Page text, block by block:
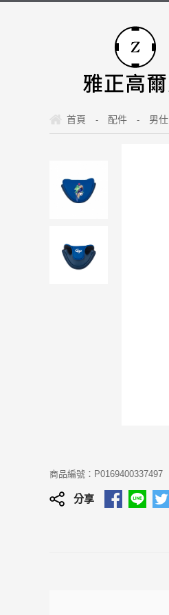
首頁 - 配件 - 男仕
商品編號：P0169400337497
分享